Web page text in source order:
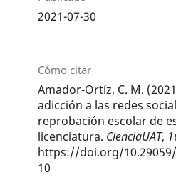
2021-07-30
Cómo citar
Amador-Ortíz, C. M.
adicción a las redes
reprobación escolar de
licenciatura. CienciaUAT,
https://doi.org/
10